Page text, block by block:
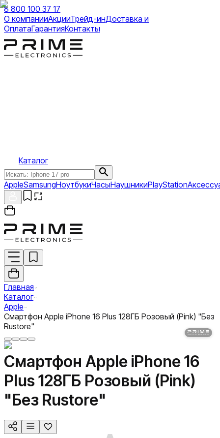
8 800 100 37 17
О компанииАкцииТрейд-инДоставка и
ОплатаГарантияКонтакты
Каталог
AppleSamsungНоутбукиЧасыНаушникиPlayStation
Главная
Каталог
Apple
Смартфон Apple iPhone 16 Plus 128ГБ Розовый (Pink) "Без
Rustore"
Смартфон Apple iPhone 16
Plus 128ГБ Розовый (Pink)
"Без Rustore"